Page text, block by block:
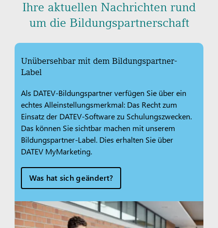
Ihre aktuellen Nachrichten rund
um die Bildungspartnerschaft
Unübersehbar mit dem Bildungspartner-
Label
Als DATEV-Bildungspartner verfügen Sie über ein
echtes Alleinstellungsmerkmal: Das Recht zum
Einsatz der DATEV-Software zu Schulungszwecken.
Das können Sie sichtbar machen mit unserem
Bildungspartner-Label. Dies erhalten Sie über
DATEV MyMarketing.
Was hat sich geändert?